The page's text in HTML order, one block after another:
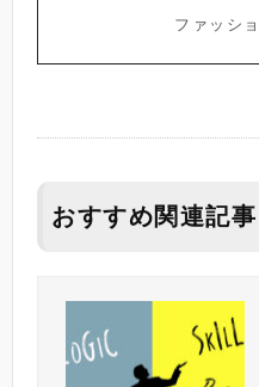
ファッシ
おすすめ関連記事